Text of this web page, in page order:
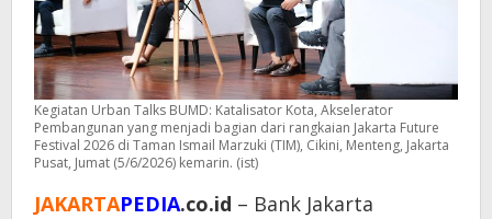
Kegiatan Urban Talks BUMD: Katalisator Kota, Akselerator
Pembangunan yang menjadi bagian dari rangkaian Jakarta Future
Festival 2026 di Taman Ismail Marzuki (TIM), Cikini, Menteng, Jakarta
Pusat, Jumat (5/6/2026) kemarin. (ist)
JAKARTAPEDIA.co.id – Bank Jakarta